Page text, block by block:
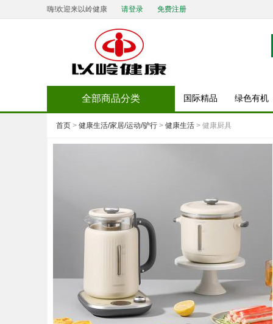
嗨!欢迎来以岭健康 请登录 免费注册
全部商品分类 国际精品 绿色有机
首页 > 健康生活/家居/运动/驴行 > 健康生活 > 健康厨具